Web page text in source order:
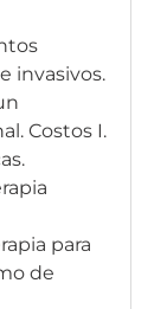
invasivos.
Costos I.
para
de